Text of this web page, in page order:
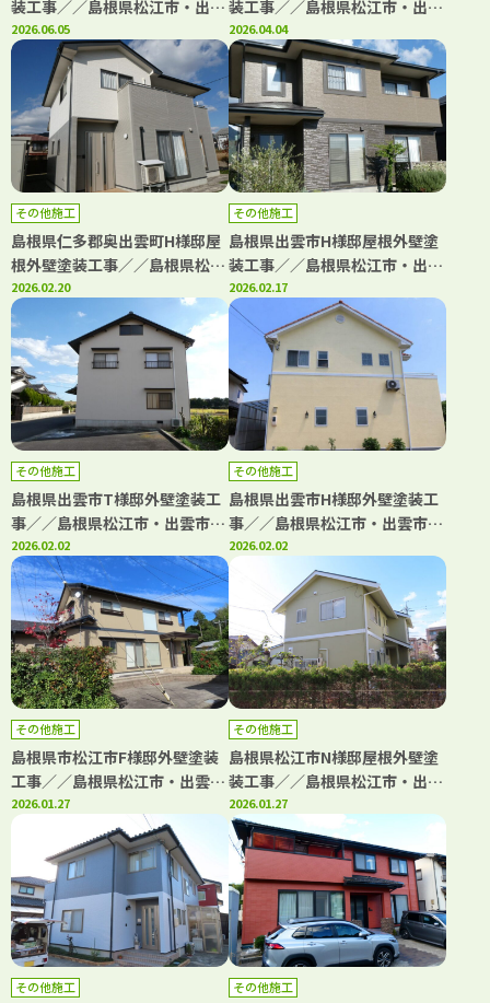
装工事／／島根県松江市・出雲
市・大田市・雲南市・鳥取県米
子市・境港市の「きじま塗装」
2026.06.05
装工事／／島根県松江市・出雲
市・大田市・雲南市・鳥取県米
子市・境港市の「きじま塗装」
2026.04.04
その他施工
島根県仁多郡奥出雲町H様邸屋
根外壁塗装工事／／島根県松江
市・出雲市・大田市・雲南市・
鳥取県米子市・境港市の「きじ
ま塗装」
2026.02.20
その他施工
島根県出雲市H様邸屋根外壁塗
装工事／／島根県松江市・出雲
市・大田市・雲南市・鳥取県米
子市・境港市の「きじま塗装」
2026.02.17
その他施工
島根県出雲市T様邸外壁塗装工
事／／島根県松江市・出雲市・
大田市・雲南市・鳥取県米子
市・境港市の「きじま塗装」
2026.02.02
その他施工
島根県出雲市H様邸外壁塗装工
事／／島根県松江市・出雲市・
大田市・雲南市・鳥取県米子
市・境港市の「きじま塗装」
2026.02.02
その他施工
島根県市松江市F様邸外壁塗装
工事／／島根県松江市・出雲
市・大田市・雲南市・鳥取県米
子市・境港市の「きじま塗装」
2026.01.27
その他施工
島根県松江市N様邸屋根外壁塗
装工事／／島根県松江市・出雲
市・大田市・雲南市・鳥取県米
子市・境港市の「きじま塗装」
2026.01.27
その他施工 その他施工